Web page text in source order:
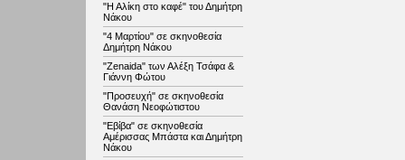
"Η Αλίκη στο καφέ" του Δημήτρη
Νάκου
"4 Μαρτίου" σε σκηνοθεσία
Δημήτρη Νάκου
"Zenaida" των Αλέξη Τσάφα &
Γιάννη Φώτου
"Προσευχή" σε σκηνοθεσία
Θανάση Νεοφώτιστου
"Εβίβα" σε σκηνοθεσία
Αμέρισσας Μπάστα και Δημήτρη
Νάκου